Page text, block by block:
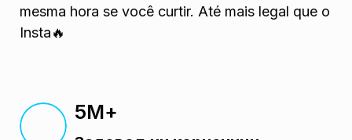
mesma hora se você curtir. Até mais legal que o
Insta🔥
5М+